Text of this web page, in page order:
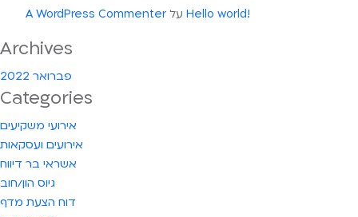
A WordPress Commenter Hello world!
Archives
פברואר 2022
Categories
אירועי משקיעים
אירועים ועסקאות
אשראי בר דיווח
גיוס הון/חוב
דוח הצעת מדף